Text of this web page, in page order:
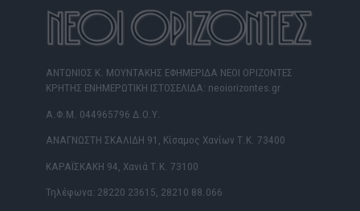
ΑΝΤΩΝΙΟΣ Κ. ΜΟΥΝΤΑΚΗΣ ΕΦΗΜΕΡΙΔΑ ΝΕΟΙ ΟΡΙΖΟΝΤΕΣ
ΚΡΗΤΗΣ ΕΝΗΜΕΡΩΤΙΚΗ ΙΣΤΟΣΕΛΙΔΑ: neoiorizontes.gr
Α.Φ.Μ. 044965796 Δ.Ο.Υ.
ΑΝΑΓΝΩΣΤΗ ΣΚΑΛΙΔΗ 91, Κίσαμος Χανίων Τ.Κ. 73400
ΚΑΡΑΪΣΚΑΚΗ 94, Χανιά Τ.Κ. 73100
Τηλέφωνα: 28220 23615, 28210 88.066